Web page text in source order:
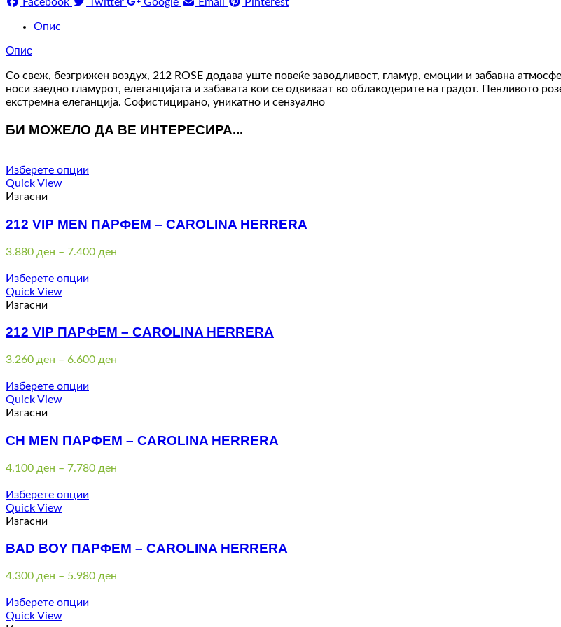
Опис
Опис
Со свеж, безгрижен воздух, 212 ROSE додава уште повеќе заводливост, гламур, емоции и забавна
носи заедно гламурот, елеганцијата и забавата кои се одвиваат во облакодерите на градот. Пенливото
екстремна елеганција. Софистицирано, уникатно и сензуално
БИ МОЖЕЛО ДА ВЕ ИНТЕРЕСИРА...
Изберете опции
Quick View
Изгасни
212 VIP MEN ПАРФЕМ – CAROLINA HERRERA
3.880 ден – 7.400 ден
Изберете опции
Quick View
Изгасни
212 VIP ПАРФЕМ – CAROLINA HERRERA
3.260 ден – 6.600 ден
Изберете опции
Quick View
Изгасни
CH MEN ПАРФЕМ – CAROLINA HERRERA
4.100 ден – 7.780 ден
Изберете опции
Quick View
Изгасни
BAD BOY ПАРФЕМ – CAROLINA HERRERA
4.300 ден – 5.980 ден
Изберете опции
Quick View